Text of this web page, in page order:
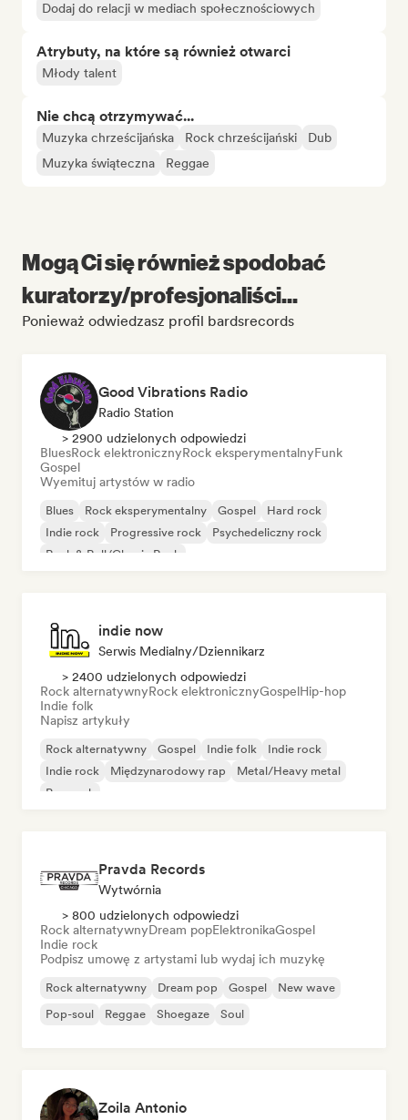
Dodaj do relacji w mediach społecznościowych
Atrybuty, na które są również otwarci
Młody talent
Nie chcą otrzymywać...
Muzyka chrześcijańska Rock chrześcijański
Dub
Muzyka świąteczna
Reggae
Mogą Ci się również spodobać
kuratorzy/profesjonaliści...
Ponieważ odwiedzasz profil bardsrecords
Good Vibrations Radio
Radio Station
> 2900 udzielonych odpowiedzi
BluesRock elektronicznyRock eksperymentalnyFunk
Gospel
Wyemituj artystów w radio
Blues Rock eksperymentalny Gospel
Hard rock
Indie rock
Progressive rock
Psychedeliczny rock
Rock & Roll/Classic Rock
indie now
Serwis Medialny/Dziennikarz
> 2400 udzielonych odpowiedzi
Rock alternatywnyRock elektronicznyGospelHip-hop
Indie folk
Napisz artykuły
Rock alternatywny Gospel Indie folk
Indie rock
Indie rock
Międzynarodowy rap
Metal/Heavy metal
Pop rock
Pravda Records
Wytwórnia
> 800 udzielonych odpowiedzi
Rock alternatywnyDream popElektronikaGospel
Indie rock
Podpisz umowę z artystami lub wydaj ich muzykę
Rock alternatywny Dream pop Gospel
New wave
Pop-soul
Reggae Shoegaze Soul
Zoila Antonio